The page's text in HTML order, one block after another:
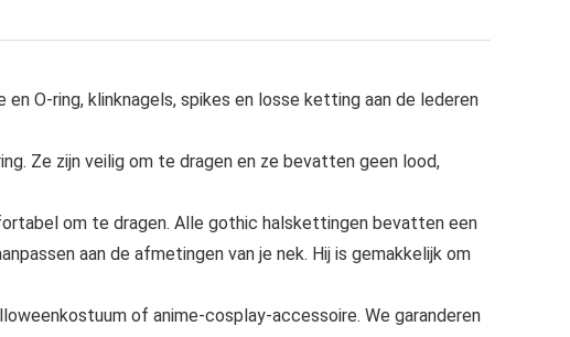
O-ring, klinknagels, spikes en losse ketting aan de lederen
Ze zijn veilig om te dragen en ze bevatten geen lood,
om te dragen. Alle gothic halskettingen bevatten een
aan de afmetingen van je nek. Hij is gemakkelijk om
of anime-cosplay-accessoire. We garanderen